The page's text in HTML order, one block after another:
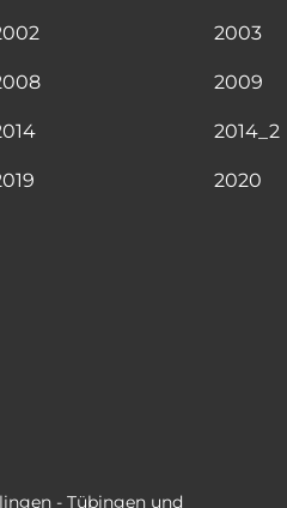
2003
2009
2014_2
2020
- Tübingen und